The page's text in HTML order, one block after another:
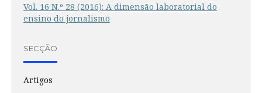
Vol. 16 N.º 28 (2016): A dimensão laboratorial do
ensino do jornalismo
SECÇÃO
Artigos